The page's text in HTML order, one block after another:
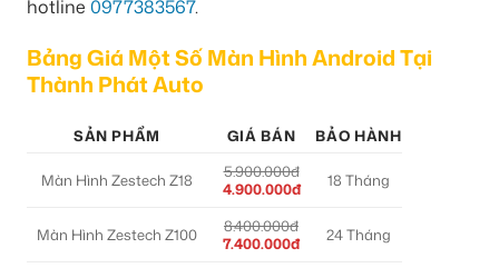
hotline 0977383567.
Bảng Giá Một Số Màn Hình Android Tại
Thành Phát Auto
SẢN PHẨM GIÁ BÁN BẢO HÀNH
Màn Hình Zestech Z18
5.900.000đ
4.900.000đ
18 Tháng
Màn Hình Zestech Z100
8.400.000đ
7.400.000đ
24 Tháng